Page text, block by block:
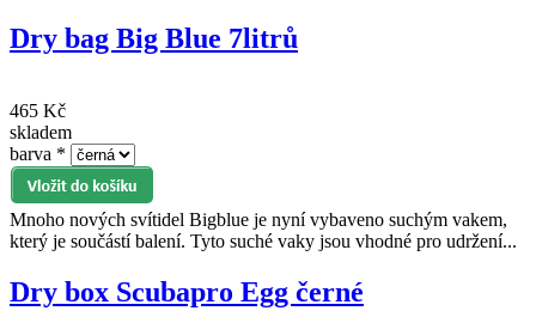
Dry bag Big Blue 7litrů
465 Kč
skladem
barva *
Mnoho nových svítidel Bigblue je nyní vybaveno suchým vakem,
který je součástí balení. Tyto suché vaky jsou vhodné pro udržení...
Dry box Scubapro Egg černé